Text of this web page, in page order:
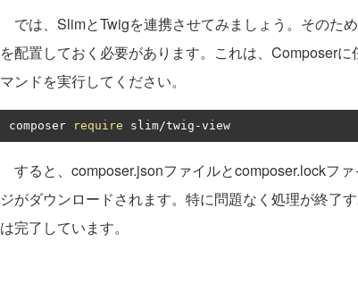
では、SlimとTwigを連携させてみましょう。そのた
を配置しておく必要があります。これは、Composer
マンドを実行してください。
composer require slim/twig -view
すると、composer.jsonファイルとcomposer.lockフ
ジがダウンロードされます。特に問題なく処理が終了
は完了しています。